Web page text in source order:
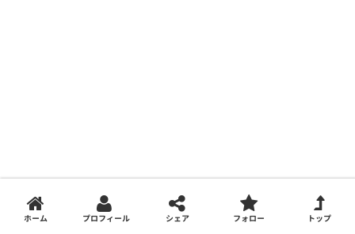
PROFILE
ホーム プロフィール シェア フォロー トップ